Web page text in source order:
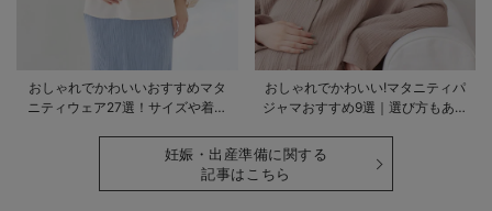
おしゃれでかわいいおすすめマタ
ニティウェア27選！サイズや着る
おしゃれでかわいい!マタニティパ
ジャマおすすめ9選｜選び方もあわ
妊娠・出産準備に関する
記事はこちら